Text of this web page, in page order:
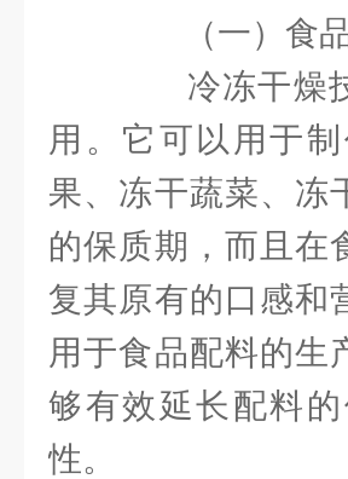
（一）食品
冷冻干燥技
用。它可以用于
果、冻干蔬菜、冻
的保质期，而且在
复其原有的口感和
用于食品配料的生
够有效延长配料
性。